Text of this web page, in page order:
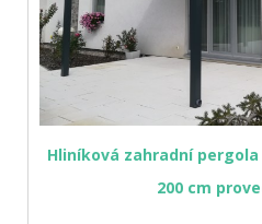
Hliníková zahradní pergola
200 cm